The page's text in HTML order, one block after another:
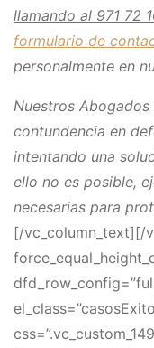
llamando al 971 72
formulario de
personalmente en
Nuestros
contundencia en
intentando una
ello no es posible,
necesarias para
[/vc_column_text][/